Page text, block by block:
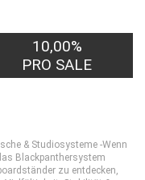
10,00%
PRO SALE
& Studiosysteme -Wenn
Blackpanthersystem
zu entdecken,